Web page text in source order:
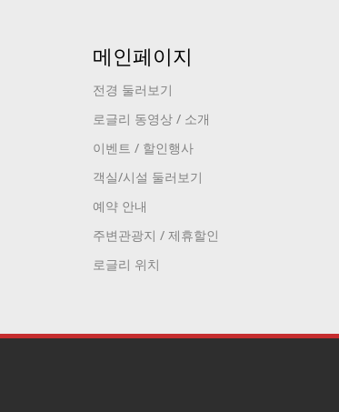
메인페이지
전경 둘러보기
로글리 동영상 / 소개
이벤트 / 할인행사
객실/시설 둘러보기
예약 안내
주변관광지 / 제휴할인
로글리 위치